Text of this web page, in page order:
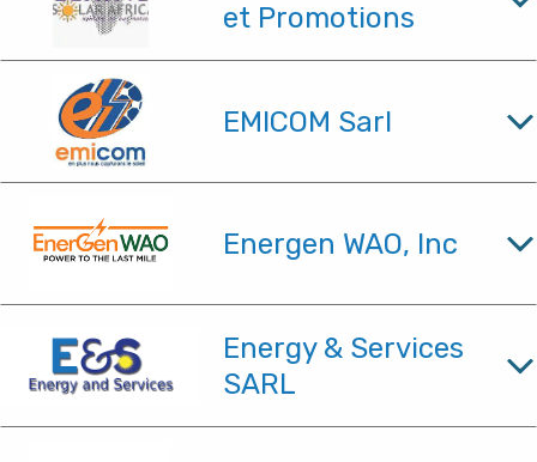
et Promotions
EMICOM Sarl
Energen WAO, Inc
Energy & Services
SARL